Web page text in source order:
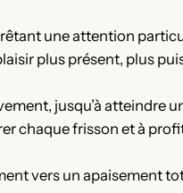
une attention
plus présent, plus
jusqu’à atteindre
chaque frisson et à
vers un apaisement